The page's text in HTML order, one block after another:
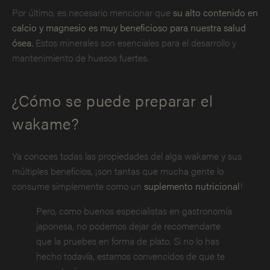
Por último, es necesario mencionar que su alto contenido en
calcio y magnesio es muy beneficioso para nuestra salud
ósea. Estos minerales son esenciales para el desarrollo y
mantenimiento de huesos fuertes.
¿Cómo se puede preparar el
wakame?
Ya conoces todas las propiedades del alga wakame y sus
múltiples beneficios, ¡son tantas que mucha gente lo
consume simplemente como un suplemento nutricional!
Pero, como buenos especialistas en gastronomía
japonesa, no podemos dejar de recomendarte
que la pruebes en forma de plato. Si no lo has
hecho todavía, estamos convencidos de que te